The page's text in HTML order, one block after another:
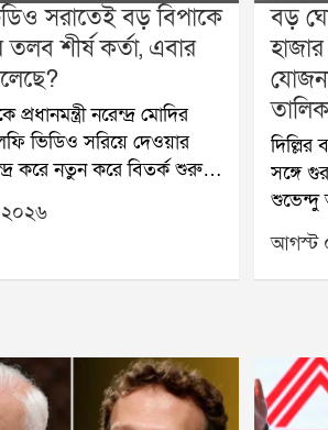
সরাতেই বড় বিপাকে
তলব শীর্ষ কর্তা, এবার
নরেন্দ্র মোদির
ভিডিও সরিয়ে দেওয়ার
করে নতুন করে বিতর্ক শুরু
বৈশ্বিক জননীতি বিষয়ক
আধিকারিকের সামনে হাজির
দায়িত্বপ্রাপ্ত কর্তাকেও ডেকে
জি প্রজন্মের উদ্দেশ্যে
মোদির তৈরি সেলফি
বড়
সঙ্গে
শুভেন্দু
বৈঠকে
দিতে
আগস্ট